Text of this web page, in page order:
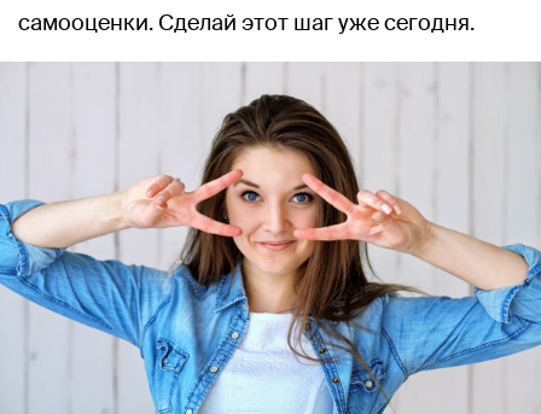
самооценки. Сделай этот шаг уже сегодня.